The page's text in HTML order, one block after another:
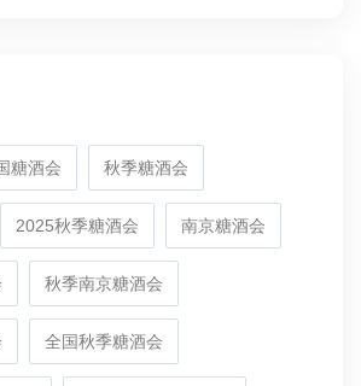
糖酒会 秋季糖酒会
2025秋季糖酒会 南京糖酒会
秋季南京糖酒会
全国秋季糖酒会